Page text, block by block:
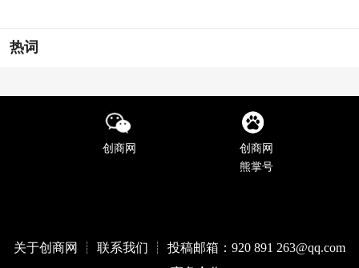
热词
创商网
创商网
熊掌号
关于创商网 ┊ 联系我们 ┊ 投稿邮箱：920 891 263@qq.com